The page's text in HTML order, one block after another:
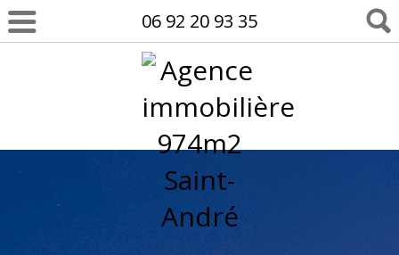
06 92 20 93 35